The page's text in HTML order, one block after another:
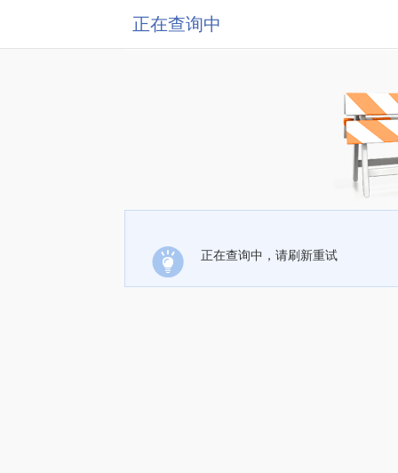
正在查询中
正在查询中，请刷新重试